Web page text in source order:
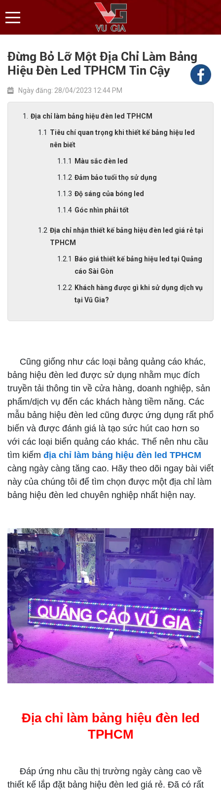
Đừng Bỏ Lỡ Một Địa Chỉ Làm Bảng
Hiệu Đèn Led TPHCM Tin Cậy
Ngày đăng: 28/04/2023 12:44 PM
Địa chỉ làm bảng hiệu đèn led TPHCM
Tiêu chí quan trọng khi thiết kế bảng hiệu led
nên biết
Màu sắc đèn led
Đảm bảo tuổi thọ sử dụng
Độ sáng của bóng led
Góc nhìn phải tốt
Địa chỉ nhận thiết kế bảng hiệu đèn led giá rẻ tại
TPHCM
Báo giá thiết kế bảng hiệu led tại Quảng
cáo Sài Gòn
Khách hàng được gì khi sử dụng dịch vụ
tại Vũ Gia?
Cũng giống như các loại bảng quảng cáo khác,
bảng hiệu đèn led được sử dụng nhằm mục đích
truyền tải thông tin về cửa hàng, doanh nghiệp, sản
phẩm/dịch vụ đến các khách hàng tiềm năng. Các
mẫu bảng hiệu đèn led cũng được ứng dụng rất phổ
biến và được đánh giá là tạo sức hút cao hơn so
với các loại biển quảng cáo khác. Thế nên nhu cầu
tìm kiếm địa chỉ làm bảng hiệu đèn led TPHCM
càng ngày càng tăng cao. Hãy theo dõi ngay bài viết
này của chúng tôi để tìm chọn được một địa chỉ làm
bảng hiệu đèn led chuyên nghiệp nhất hiện nay.
Địa chỉ làm bảng hiệu đèn led
TPHCM
Đáp ứng nhu cầu thị trường ngày càng cao về
thiết kế lắp đặt bảng hiệu đèn led giá rẻ. Đã có rất